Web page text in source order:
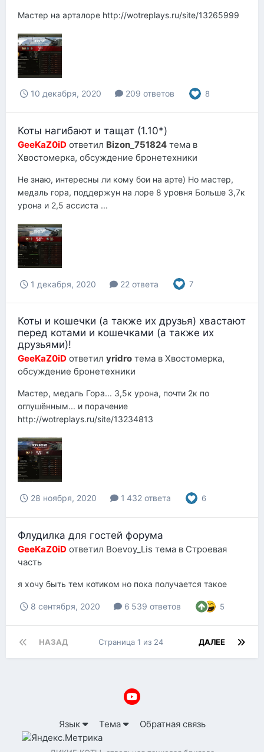
Мастер на арталоре http://wotreplays.ru/site/13265999
10 декабря, 2020 209 ответов 8
Коты нагибают и тащат (1.10*)
GeeKaZ0iD ответил Bizon_751824 тема в
Хвостомерка, обсуждение бронетехники
Не знаю, интересны ли кому бои на арте) Но мастер,
медаль гора, поддержун на лоре 8 уровня Больше 3,7к
урона и 2,5 ассиста ...
1 декабря, 2020 22 ответа 7
Коты и кошечки (а также их друзья) хвастают
перед котами и кошечками (а также их
друзьями)!
GeeKaZ0iD ответил yridro тема в Хвостомерка,
обсуждение бронетехники
Мастер, медаль Гора... 3,5к урона, почти 2к по
оглушённым... и порачение
http://wotreplays.ru/site/13234813
28 ноября, 2020 1 432 ответа 6
Флудилка для гостей форума
GeeKaZ0iD ответил Boevoy_Lis тема в Строевая
часть
я хочу быть тем котиком но пока получается такое
8 сентября, 2020 6 539 ответов 5
НАЗАД ДАЛЕЕ
Страница 1 из 24
Язык Тема Обратная связь